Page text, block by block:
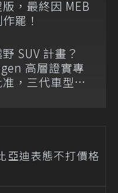
，最終因 MEB
罷！
SUV 計畫？
高層證實專
，三代車型不
迪表態不打價格